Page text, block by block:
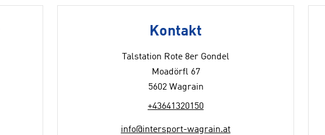
Kontakt
Talstation Rote 8er Gondel
Moadörfl 67
5602 Wagrain
+43641320150
info@intersport-wagrain.at